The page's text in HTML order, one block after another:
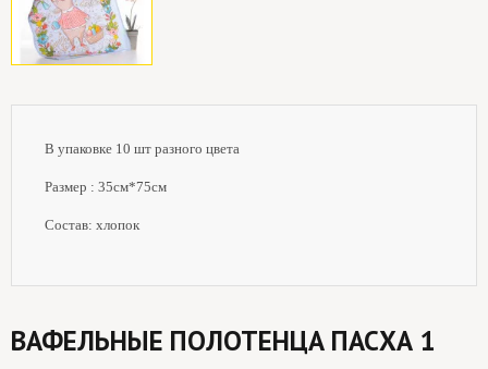
В упаковке 10 шт разного цвета
Размер : 35см*75см
Состав: хлопок
ВАФЕЛЬНЫЕ ПОЛОТЕНЦА ПАСХА 1